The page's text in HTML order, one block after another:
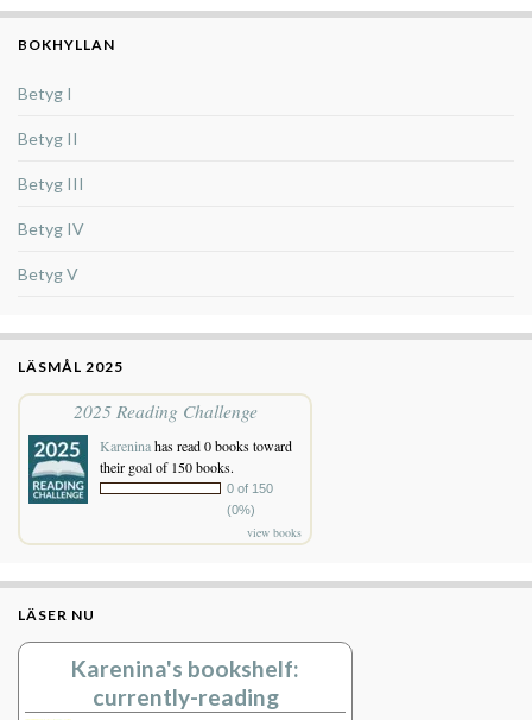
BOKHYLLAN
Betyg I
Betyg II
Betyg III
Betyg IV
Betyg V
LÄSMÅL 2025
2025 Reading Challenge
Kareninahas read 0 books toward
their goal of 150 books.
0 of 150
(0%)
view books
LÄSER NU
Karenina's bookshelf:
currently-reading